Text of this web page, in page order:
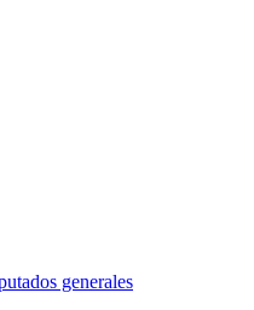
generales